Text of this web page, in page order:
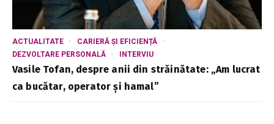
ACTUALITATE
CARIERĂ ȘI EFICIENȚĂ
DEZVOLTARE PERSONALĂ
INTERVIU
Vasile Tofan, despre anii din străinătate: „Am lucrat
ca bucătar, operator și hamal”